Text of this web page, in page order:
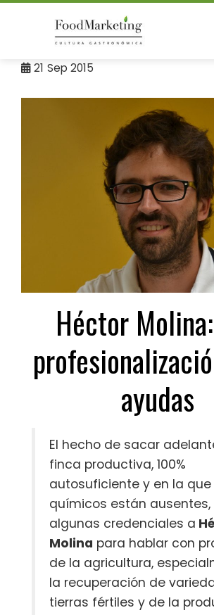
Skip
21 Sep 2015
Héctor
ayudas
El hecho de sacar
finca productiva, 100%
autosuficiente y en la que
químicos están ausentes,
algunas credenciales a
Molina para hablar con
de la agricultura,
la recuperación de
tierras fértiles y de la